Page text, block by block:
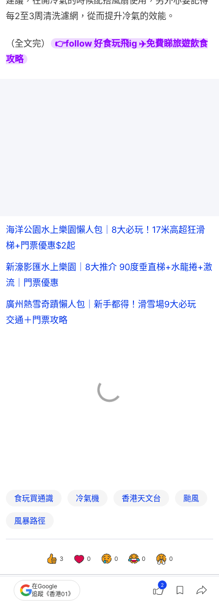
每2至3周清洗濾網，從而提升冷氣的效能。
（全文完）
👉follow 好食玩飛ig ✈️免費睇旅遊飲食
攻略
海洋公園水上樂園懶人包｜8大必玩！17米高超狂滑
梯+門票優惠$2起
新濠影匯水上樂園｜8大推介 90度垂直梯+水龍捲+激
流｜門票優惠
廣州熱雪奇蹟懶人包｜新手都得！滑雪場9大必玩
交通＋門票攻略
食玩買通識 冷氣機 香港天文台 颱風
風暴路徑
3 0 0 0 0
在Google
追蹤《香港01》
2